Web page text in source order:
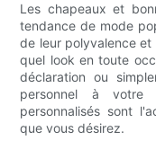
Les chapeaux et
tendance de mode
de leur polyvalence
quel look en toute
déclaration ou
personnel à votre
personnalisés sont
que vous désirez.